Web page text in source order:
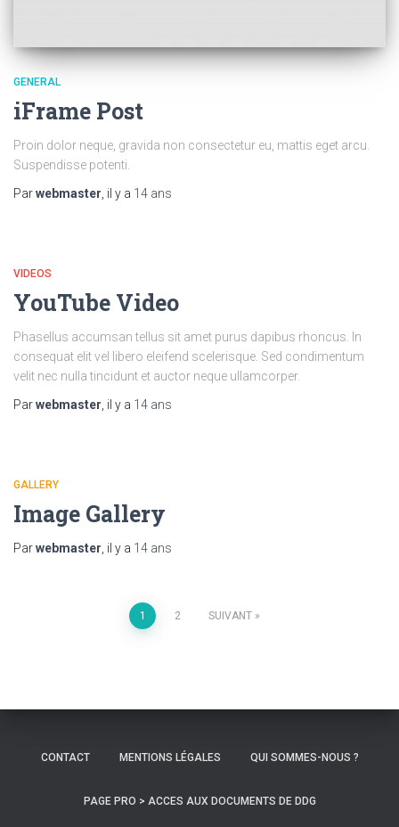
GENERAL
iFrame Post
Proin dolor neque, gravida non consectetur eu, mattis eget arcu.
Suspendisse potenti.
Parwebmaster , il y a 14 ans
VIDEOS
YouTube Video
Phasellus accumsan tellus sit amet purus dapibus rhoncus. In
consequat elit vel libero eleifend scelerisque. Sed condimentum
velit nec nulla tincidunt et auctor neque ullamcorper.
Parwebmaster , il y a 14 ans
GALLERY
Image Gallery
Parwebmaster , il y a 14 ans
Pagination
publications
1 2 SUIVANT
CONTACT MENTIONS LÉGALES QUI SOMMES-NOUS ?
PAGE PRO > ACCES AUX DOCUMENTS DE DDG